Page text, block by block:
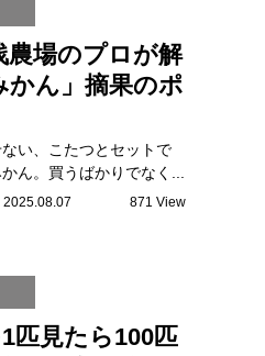
農場のプロが解
かん」摘果のポ
い、こたつとセットで
ん。買うばかりでなく...
871 View
匹見たら100匹